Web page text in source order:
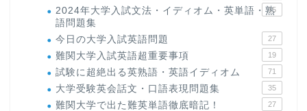
2024年大学入試文法・イディオム・英単語・熟
語問題集
15
今日の大学入試英語問題 27
難関大学入試英語超重要事項 19
試験に超絶出る英熟語・英語イディオム 71
大学受験英会話文・口語表現問題集 35
難関大学で出た難英単語徹底暗記！ 27